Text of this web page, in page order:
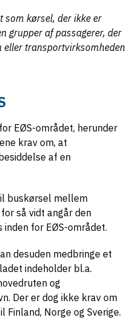
som kørsel, der ikke er
grupper af passagerer, der
transportvirksomheden
EØS-området, herunder
krav om, at
af en
buskørsel mellem
så vidt angår den
for EØS-området.
desuden medbringe et
indeholder bl.a.
og
Der er dog ikke krav om
Norge og Sverige.